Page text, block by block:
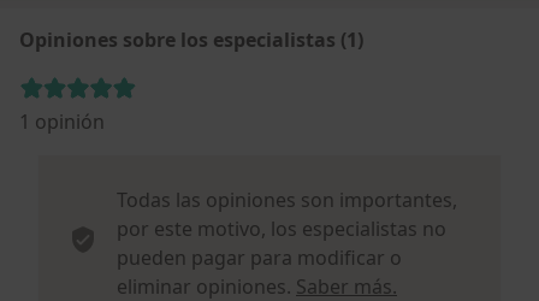
Opiniones sobre los especialistas (1)
1 opinión
Todas las opiniones son importantes,
por este motivo, los especialistas no
pueden pagar para modificar o
eliminar opiniones. Saber más.